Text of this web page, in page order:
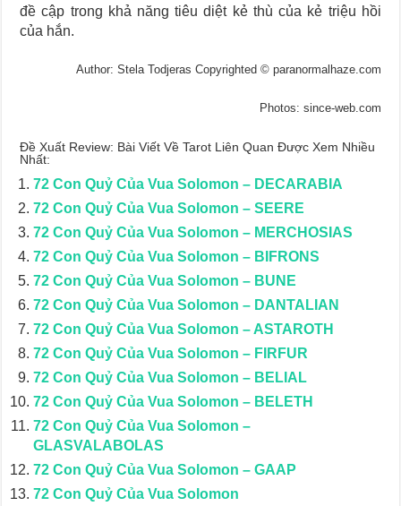
đề cập trong khả năng tiêu diệt kẻ thù của kẻ triệu hồi
của hắn.
Author: Stela Todjeras Copyrighted © paranormalhaze.com
Photos: since-web.com
Đề Xuất Review: Bài Viết Về Tarot Liên Quan Được Xem Nhiều
Nhất:
72 Con Quỷ Của Vua Solomon – DECARABIA
72 Con Quỷ Của Vua Solomon – SEERE
72 Con Quỷ Của Vua Solomon – MERCHOSIAS
72 Con Quỷ Của Vua Solomon – BIFRONS
72 Con Quỷ Của Vua Solomon – BUNE
72 Con Quỷ Của Vua Solomon – DANTALIAN
72 Con Quỷ Của Vua Solomon – ASTAROTH
72 Con Quỷ Của Vua Solomon – FIRFUR
72 Con Quỷ Của Vua Solomon – BELIAL
72 Con Quỷ Của Vua Solomon – BELETH
72 Con Quỷ Của Vua Solomon –
GLASVALABOLAS
72 Con Quỷ Của Vua Solomon – GAAP
72 Con Quỷ Của Vua Solomon